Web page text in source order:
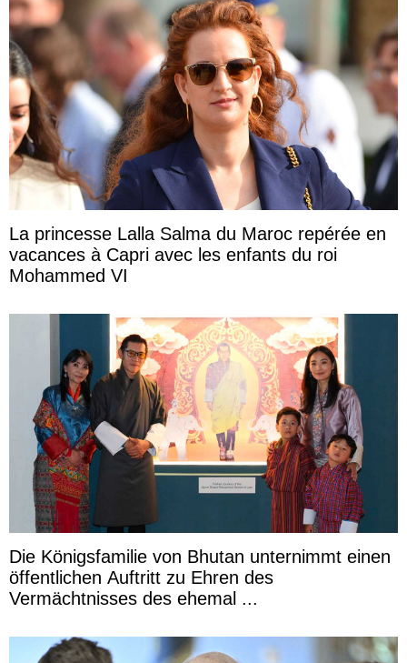
La princesse Lalla Salma du Maroc repérée en
vacances à Capri avec les enfants du roi
Mohammed VI
Die Königsfamilie von Bhutan unternimmt einen
öffentlichen Auftritt zu Ehren des
Vermächtnisses des ehemal ...